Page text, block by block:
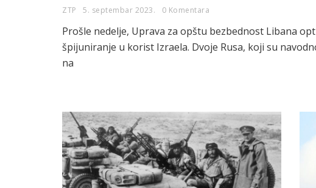
ZTP 5. septembar 2023. 0 Komentara
Prošle nedelje, Uprava za opštu bezbednost Libana
špijuniranje u korist Izraela. Dvoje Rusa, koji su
na